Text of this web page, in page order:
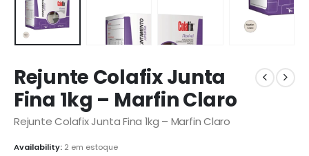
Rejunte Colafix Junta
Fina 1kg – Marfin Claro
Rejunte Colafix Junta Fina 1kg – Marfin Claro
Availability: 2 em estoque